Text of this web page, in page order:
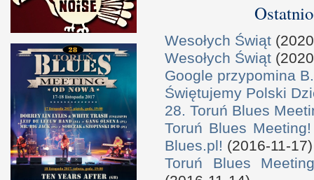
Wesołych Świąt
Wesołych Świąt
Google przypomina
Świętujemy Polski
28. Toruń Blues
Toruń Blues
Blues.pl! (2016-11-17)
Toruń Blues